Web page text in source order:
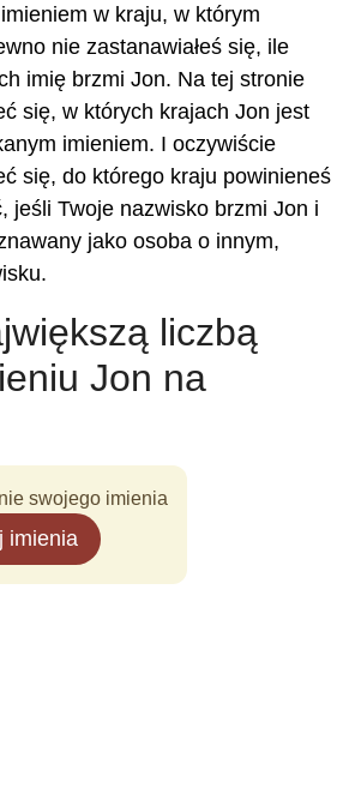
w kraju, w którym
nie zastanawiałeś się, ile
imię brzmi Jon. Na tej stronie
się, w których krajach Jon jest
imieniem. I oczywiście
się, do którego kraju powinieneś
jeśli Twoje nazwisko brzmi Jon i
jako osoba o innym,
liczbą
Jon na
swojego imienia
imienia